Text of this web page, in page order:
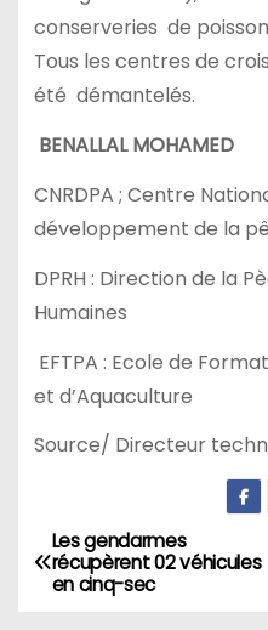
conserveries de
Tous les centres de
été démantelés.
BENALLAL MOHAMED
CNRDPA ; Centre
développement de la
DPRH : Direction de la
Humaines
EFTPA : Ecole de
et d’Aquaculture
Source/ Directeur
N
a
Les gendarmes
récupèrent 02 véhicules
en cinq-sec